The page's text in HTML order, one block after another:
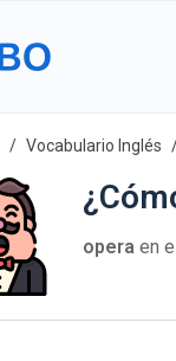
Vocabulario Inglés
opera en